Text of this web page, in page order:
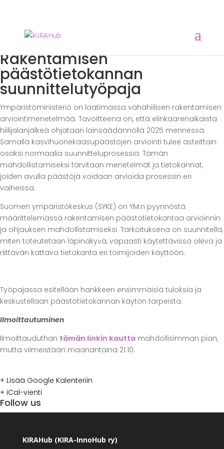
Rakentamisen
päästötietokannan
suunnittelutyöpaja
Ympäristöministeriö on laatimassa vähähiilisen rakentamisen
arviointimenetelmää. Tavoitteena on, että elinkaarenaikaista
hiilijalanjälkeä ohjataan lainsäädännöllä 2025 mennessä.
Samalla kasvihuonekaasupäästöjen arviointi tulee asteittain
osaksi normaalia suunnitteluprosessia. Tämän
mahdollistamiseksi tarvitaan menetelmät ja tietokannat,
joiden avulla päästöjä voidaan arvioida prosessin eri
vaiheissa.
Suomen ympäristökeskus (SYKE) on YM:n pyynnöstä
määrittelemässä rakentamisen päästötietokantaa arvioinnin
ja ohjauksen mahdollistamiseksi. Tarkoituksena on suunnitella,
miten toteutetaan läpinäkyvä, vapaasti käytettävissä oleva ja
riittävän kattava tietokanta eri toimijoiden käyttöön.
Työpajassa esitellään hankkeen ensimmäisiä tuloksia ja
keskustellaan päästötietokannan käytön tarpeista.
Ilmoittautuminen
Ilmoittauduthan tämän linkin kautta mahdollisimman pian,
mutta viimeistään maanantaina 21.10.
+ Lisää Google Kalenteriin
+ iCal-vienti
Follow us
KIRAHub (KIRA-InnoHub ry)